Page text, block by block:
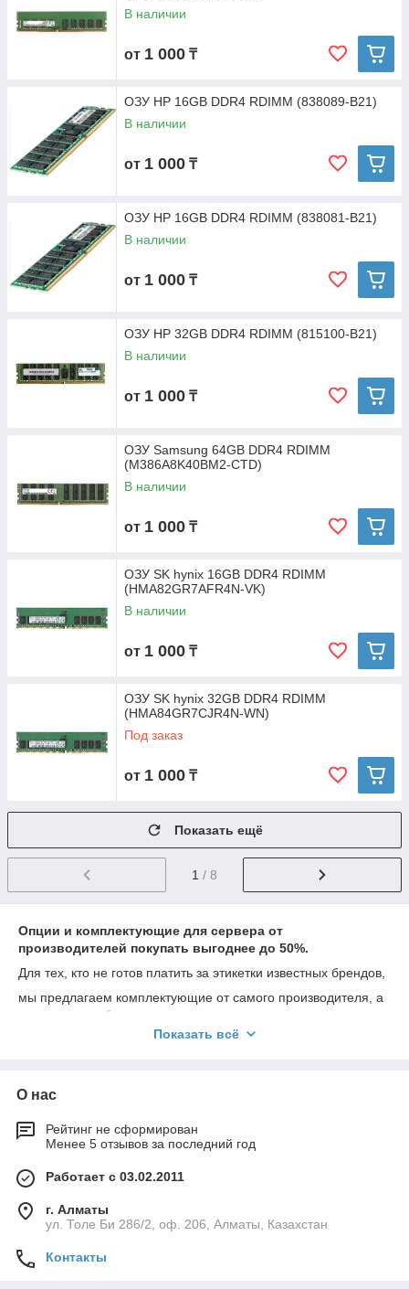
В наличии
от 1 000 ₸
ОЗУ HP 16GB DDR4 RDIMM (838089-B21)
В наличии
от 1 000 ₸
ОЗУ HP 16GB DDR4 RDIMM (838081-B21)
В наличии
от 1 000 ₸
ОЗУ HP 32GB DDR4 RDIMM (815100-B21)
В наличии
от 1 000 ₸
ОЗУ Samsung 64GB DDR4 RDIMM
(M386A8K40BM2-CTD)
В наличии
от 1 000 ₸
ОЗУ SK hynix 16GB DDR4 RDIMM
(HMA82GR7AFR4N-VK)
В наличии
от 1 000 ₸
ОЗУ SK hynix 32GB DDR4 RDIMM
(HMA84GR7CJR4N-WN)
Под заказ
от 1 000 ₸
Показать ещё
1 / 8
Опции и комплектующие для сервера от
производителей покупать выгоднее до 50%.
Для тех, кто не готов платить за этикетки известных брендов,
мы предлагаем комплектующие от самого производителя, а
не владельца бренда.
При этом экономия может составить от 10 до 50%.
Также мы поставляем комплектующие на старые серверы,
поддержки.
Показать всё
О нас
Рейтинг не сформирован
Менее 5 отзывов за последний год
Работает с 03.02.2011
г. Алматы
ул. Толе Би 286/2, оф. 206, Алматы, Казахстан
Контакты